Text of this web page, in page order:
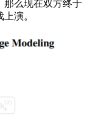
那么现在双方终于
演。